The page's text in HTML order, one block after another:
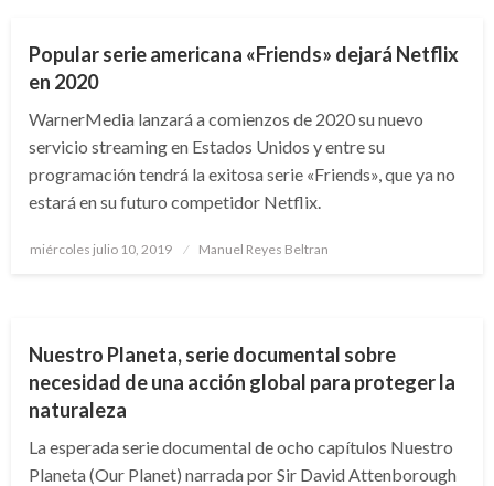
Popular serie americana «Friends» dejará Netflix
en 2020
WarnerMedia lanzará a comienzos de 2020 su nuevo
servicio streaming en Estados Unidos y entre su
programación tendrá la exitosa serie «Friends», que ya no
estará en su futuro competidor Netflix.
Publicado
miércoles julio 10, 2019 Manuel Reyes Beltran
Nuestro Planeta, serie documental sobre
necesidad de una acción global para proteger la
naturaleza
La esperada serie documental de ocho capítulos Nuestro
Planeta (Our Planet) narrada por Sir David Attenborough